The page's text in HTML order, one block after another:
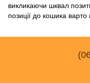
викликаючи шквал
позиції до кошика варто